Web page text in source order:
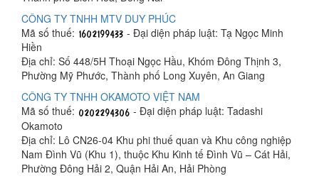
CÔNG TY TNHH MTV DUY PHÚC
Mã số thuế:
- Đại diện pháp luật: Tạ Ngọc Minh
Hiền
Địa chỉ: Số 448/5H Thoại Ngọc Hầu, Khóm Đông Thịnh 3,
Phường Mỹ Phước, Thành phố Long Xuyên, An Giang
CÔNG TY TNHH OKAMOTO VIỆT NAM
Mã số thuế:
- Đại diện pháp luật: Tadashi
Okamoto
Địa chỉ: Lô CN26-04 Khu phi thuế quan và Khu công nghiệp
Nam Đình Vũ (Khu 1), thuộc Khu Kinh tế Đình Vũ – Cát Hải,
Phường Đông Hải 2, Quận Hải An, Hải Phòng